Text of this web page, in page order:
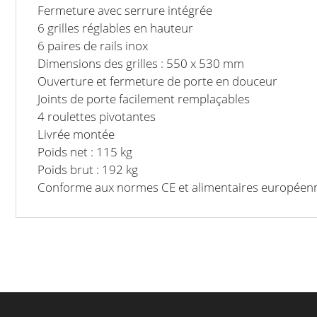
Fermeture avec serrure intégrée
6 grilles réglables en hauteur
6 paires de rails inox
Dimensions des grilles : 550 x 530 mm
Ouverture et fermeture de porte en douceur
Joints de porte facilement remplaçables
4 roulettes pivotantes
Livrée montée
Poids net : 115 kg
Poids brut : 192 kg
Conforme aux normes CE et alimentaires